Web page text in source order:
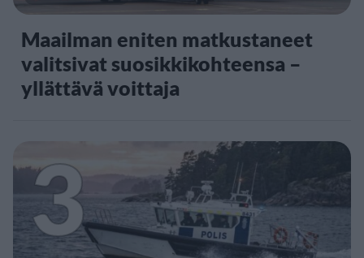
Maailman eniten matkustaneet
valitsivat suosikkikohteensa –
yllättävä voittaja
3